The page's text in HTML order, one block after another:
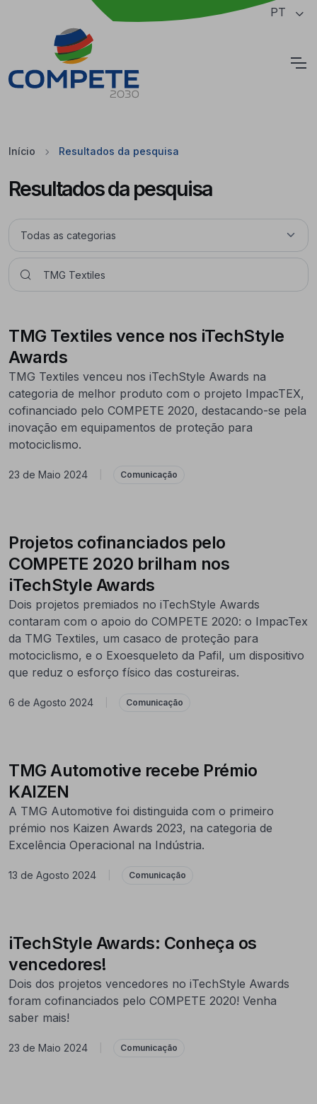
Saltar para o conteúdo principal da página PT
Início Resultados da pesquisa
Resultados da pesquisa
TMG Textiles vence nos iTechStyle
Awards
TMG Textiles venceu nos iTechStyle Awards na
categoria de melhor produto com o projeto ImpacTEX,
cofinanciado pelo COMPETE 2020, destacando-se pela
inovação em equipamentos de proteção para
motociclismo.
23 de Maio 2024 Comunicação
Projetos cofinanciados pelo
COMPETE 2020 brilham nos
iTechStyle Awards
Dois projetos premiados no iTechStyle Awards
contaram com o apoio do COMPETE 2020: o ImpacTex
da TMG Textiles, um casaco de proteção para
motociclismo, e o Exoesqueleto da Pafil, um dispositivo
que reduz o esforço físico das costureiras.
6 de Agosto 2024 Comunicação
TMG Automotive recebe Prémio
KAIZEN
A TMG Automotive foi distinguida com o primeiro
prémio nos Kaizen Awards 2023, na categoria de
Excelência Operacional na Indústria.
13 de Agosto 2024 Comunicação
iTechStyle Awards: Conheça os
vencedores!
Dois dos projetos vencedores no iTechStyle Awards
foram cofinanciados pelo COMPETE 2020! Venha
saber mais!
23 de Maio 2024 Comunicação